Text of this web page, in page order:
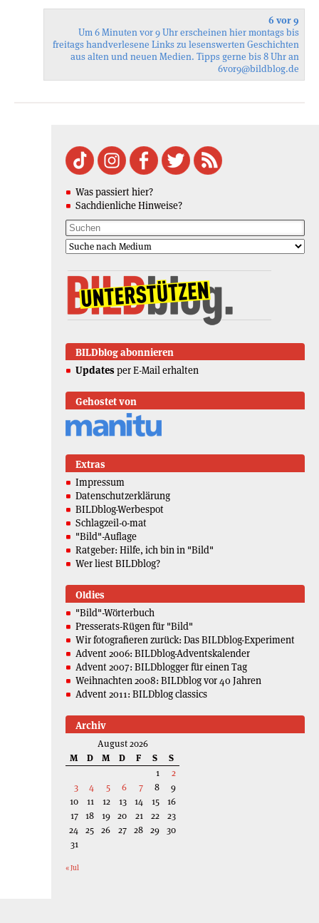
6 vor 9
Um 6 Minuten vor 9 Uhr erscheinen hier montags bis
freitags handverlesene Links zu lesenswerten Geschichten
aus alten und neuen Medien. Tipps gerne bis 8 Uhr an
6vor9@bildblog.de
Was passiert hier?
Sachdienliche Hinweise?
BILDblog abonnieren
Updates per E-Mail erhalten
Gehostet von
Extras
Impressum
Datenschutzerklärung
BILDblog-Werbespot
Schlagzeil-o-mat
"Bild"-Auflage
Ratgeber: Hilfe, ich bin in "Bild"
Wer liest BILDblog?
Oldies
"Bild"-Wörterbuch
Presserats-Rügen für "Bild"
Wir fotografieren zurück: Das BILDblog-Experiment
Advent 2006: BILDblog-Adventskalender
Advent 2007: BILDblogger für einen Tag
Weihnachten 2008: BILDblog vor 40 Jahren
Advent 2011: BILDblog classics
Archiv
August 2026
M
D M D F S
S
1
2
3
4 5 6 7 8
9
10
11 12 13 14 15
16
17 18 19 20 21 22
23
24 25 26 27 28 29 30
31
« Jul